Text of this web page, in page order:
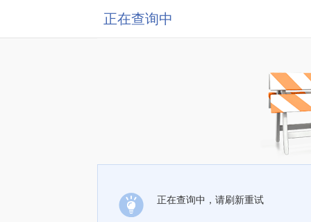
正在查询中
正在查询中，请刷新重试